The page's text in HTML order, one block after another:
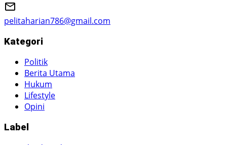
pelitaharian786@gmail.com
Kategori
Politik
Berita Utama
Hukum
Lifestyle
Opini
Label